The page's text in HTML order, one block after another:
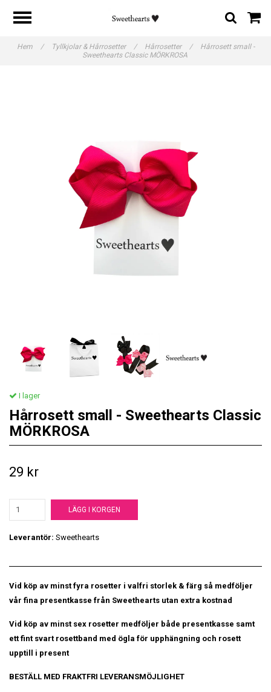
Hem / Tyllkjolar & Hårrosetter / Hårrosetter /
Hårrosett small -
Sweethearts Classic MÖRKROSA
I lager
Hårrosett small - Sweethearts Classic
MÖRKROSA
29 kr
LÄGG I KORGEN
Leverantör: Sweethearts
Vid köp av minst fyra rosetter i valfri storlek & färg så medföljer
vår fina presentkasse från Sweethearts utan extra kostnad
Vid köp av minst sex rosetter medföljer både presentkasse samt
ett fint svart rosettband med ögla för upphängning och rosett
upptill i present
BESTÄLL MED FRAKTFRI LEVERANSMÖJLIGHET